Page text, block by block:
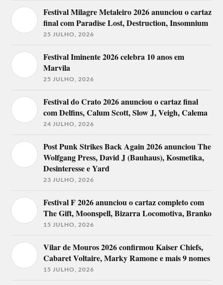
Festival Milagre Metaleiro 2026 anunciou o cartaz
final com Paradise Lost, Destruction, Insomnium
25 JULHO, 2026
Festival Iminente 2026 celebra 10 anos em
Marvila
25 JULHO, 2026
Festival do Crato 2026 anunciou o cartaz final
com Delfins, Calum Scott, Slow J, Veigh, Calema
24 JULHO, 2026
Post Punk Strikes Back Again 2026 anunciou The
Wolfgang Press, David J (Bauhaus), Kosmetika,
Desinteresse e Yard
23 JULHO, 2026
Festival F 2026 anunciou o cartaz completo com
The Gift, Moonspell, Bizarra Locomotiva, Branko
15 JULHO, 2026
Vilar de Mouros 2026 confirmou Kaiser Chiefs,
Cabaret Voltaire, Marky Ramone e mais 9 nomes
15 JULHO, 2026